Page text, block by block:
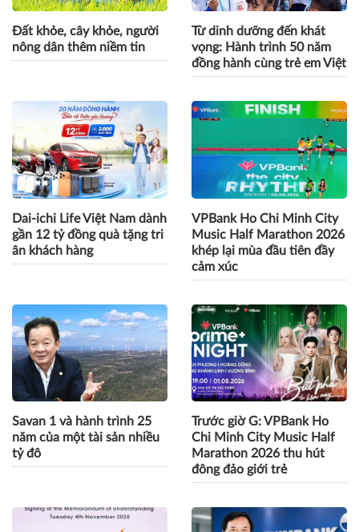
Đất khỏe, cây khỏe, người
nông dân thêm niềm tin
Từ dinh dưỡng đến khát
vọng: Hành trình 50 năm
đồng hành cùng trẻ em Việt
Dai-ichi Life Việt Nam dành
gần 12 tỷ đồng quà tặng tri
ân khách hàng
VPBank Ho Chi Minh City
Music Half Marathon 2026
khép lại mùa đầu tiên đầy
cảm xúc
Savan 1 và hành trình 25
năm của một tài sản nhiều
tỷ đô
Trước giờ G: VPBank Ho
Chi Minh City Music Half
Marathon 2026 thu hút
đông đảo giới trẻ